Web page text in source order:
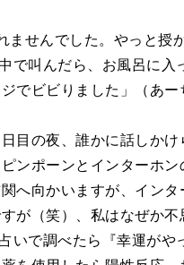
ませんでした。やっと
で叫んだら、お風呂に
でビビりました」（あー
目の夜、誰かに話しか
ンポーンとインターホン
へ向かいますが、イン
が（笑）、私はなぜか不
いで調べたら『幸運が